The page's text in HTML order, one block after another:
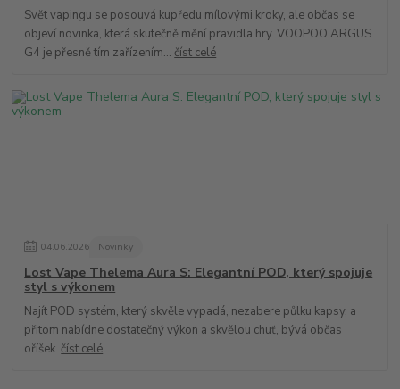
Svět vapingu se posouvá kupředu mílovými kroky, ale občas se
objeví novinka, která skutečně mění pravidla hry. VOOPOO ARGUS
G4 je přesně tím zařízením... číst celé
04.06.2026 Novinky
Lost Vape Thelema Aura S: Elegantní POD, který spojuje
styl s výkonem
Najít POD systém, který skvěle vypadá, nezabere půlku kapsy, a
přitom nabídne dostatečný výkon a skvělou chuť, bývá občas
oříšek. číst celé